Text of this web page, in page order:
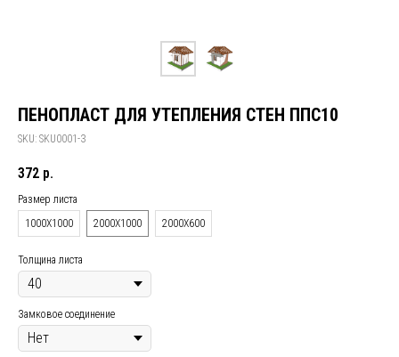
ПЕНОПЛАСТ ДЛЯ УТЕПЛЕНИЯ СТЕН ППС10
SKU: SKU0001-3
372 р.
Размер листа
1000Х1000
2000Х1000 2000Х600
Толщина листа
Замковое соединение